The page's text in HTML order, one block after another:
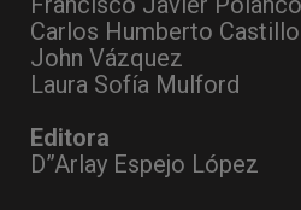
Carlos Humberto Castillo
John Vázquez
Laura Sofía Mulford
Editora
D”Arlay Espejo López